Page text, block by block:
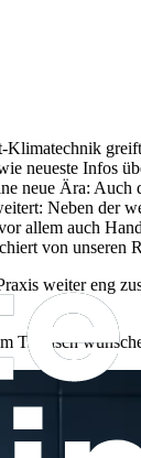
neueste
neue Ära:
Neben
allem auch
von unseren
weiter eng